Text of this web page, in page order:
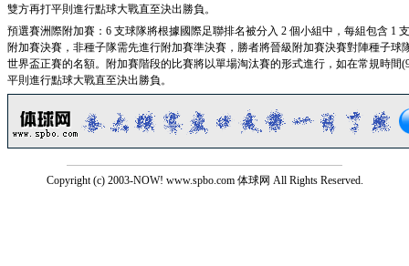
雙方再打平則進行點球大戰直至決出勝負。
預選賽洲際附加賽：6 支球隊將根據國際足聯排名被分入 2 個小組中，每組包含 1
附加賽決賽，非種子隊需先進行附加賽準決賽，勝者將晉級附加賽決賽對陣種子
世界盃正賽的名額。附加賽階段的比賽將以單場淘汰賽的形式進行，如在常規時
平則進行點球大戰直至決出勝負。
Copyright (c) 2003-NOW! www.spbo.com 体球网 All Rights Reserved.